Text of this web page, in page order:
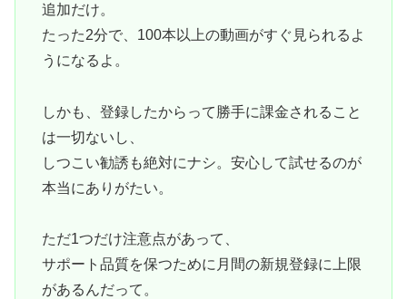
追加だけ。
たった2分で、100本以上の動画がすぐ見られるよ
うになるよ。
しかも、登録したからって勝手に課金されること
は一切ないし、
しつこい勧誘も絶対にナシ。安心して試せるのが
本当にありがたい。
ただ1つだけ注意点があって、
サポート品質を保つために月間の新規登録に上限
があるんだって。